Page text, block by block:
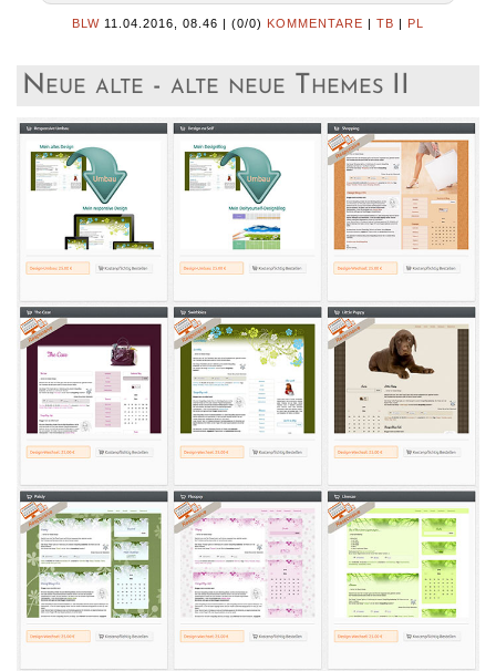
BLW 11.04.2016, 08.46 | (0/0) KOMMENTARE | TB | PL
Neue alte - alte neue Themes II